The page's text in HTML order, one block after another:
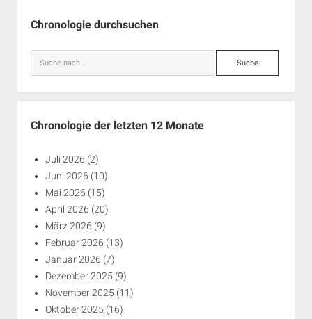
Chronologie durchsuchen
Suche
Chronologie der letzten 12 Monate
Juli 2026 (2)
Juni 2026 (10)
Mai 2026 (15)
April 2026 (20)
März 2026 (9)
Februar 2026 (13)
Januar 2026 (7)
Dezember 2025 (9)
November 2025 (11)
Oktober 2025 (16)